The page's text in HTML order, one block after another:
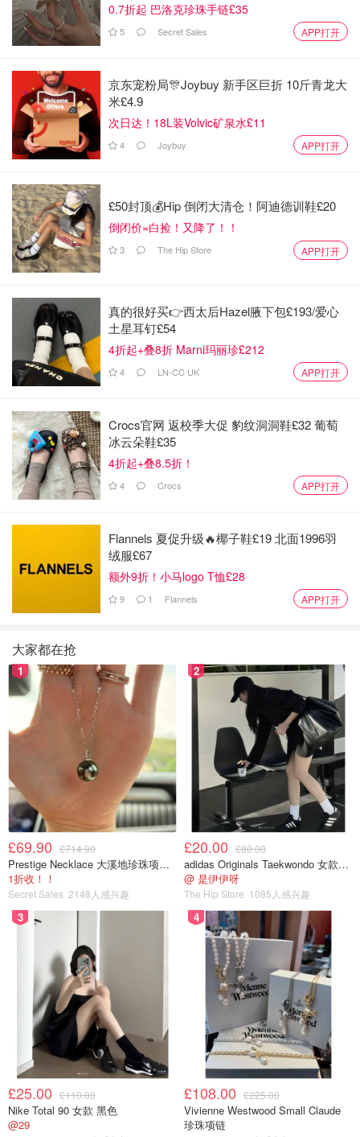
雞蛋🥚是生雞蛋不是水煮蛋，可以自動畫為背景牆或是省略
沒看到 🤣
味噌鮭魚豆腐湯 133 卡
豬肉起司餡餅314卡
中餐一共攝入447大卡
在這裡要特別介紹味噌，味噌不僅幫助代謝還能燃燒脂肪，
非常適合減脂期吃。朋友們不妨來試試看吧！
0.7折起 巴洛克珍珠手链£35
5 Secret Sales APP打开
京东宠粉局🎊Joybuy 新手区巨折 10斤青龙大
米£4.9
次日达！18L装Volvic矿泉水£11
4 Joybuy APP打开
£50封顶💰Hip 倒闭大清仓！阿迪德训鞋£20
倒闭价=白捡！又降了！！
3 The Hip Store APP打开
真的很好买👉西太后Hazel腋下包£193/爱心
土星耳钉£54
4折起+叠8折 Marni玛丽珍£212
4 LN-CC UK APP打开
Crocs官网 返校季大促 豹纹洞洞鞋£32 葡萄
冰云朵鞋£35
4折起+叠8.5折！
4 Crocs APP打开
Flannels 夏促升级🔥椰子鞋£19 北面1996羽
绒服£67
额外9折！小马logo T恤£28
9 1 Flannels APP打开
大家都在抢
1
£69.90 £714.90
Prestige Necklace 大溪地珍珠项链 10-11mm
1折收！！
Secret Sales 2148人感兴趣
2
£20.00 £80.00
adidas Originals Taekwondo 女款黑色运动鞋
@ 是伊伊呀
The Hip Store 1085人感兴趣
3
£25.00 £110.00
Nike Total 90 女款 黑色
@29
4
£108.00 £225.00
Vivienne Westwood Small Claude
珍珠项链